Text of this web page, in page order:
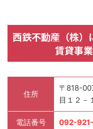
西鉄不動産（株）
賃貸事
住所
〒818-
目１２－
電話番号 092-